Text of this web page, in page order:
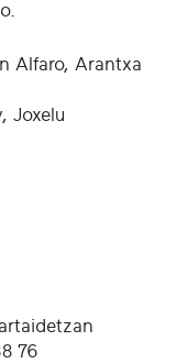
Alfaro, Arantxa
Joxelu
76